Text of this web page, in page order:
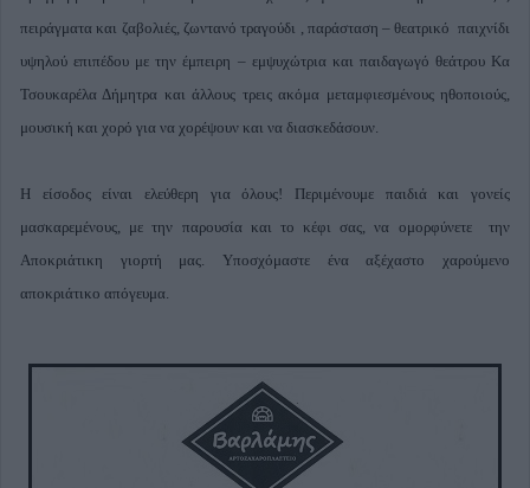
πειράγματα και ζαβολιές, ζωντανό τραγούδι , παράσταση – θεατρικό παιχνίδι
υψηλού επιπέδου με την έμπειρη – εμψυχώτρια και παιδαγωγό θεάτρου Kα
Τσουκαρέλα Δήμητρα και άλλους τρεις ακόμα μεταμφιεσμένους ηθοποιούς,
μουσική και χορό για να χορέψουν και να διασκεδάσουν.
Η είσοδος είναι ελεύθερη για όλους! Περιμένουμε παιδιά και γονείς
μασκαρεμένους, με την παρουσία και το κέφι σας, να ομορφύνετε την
Αποκριάτικη γιορτή μας. Υποσχόμαστε ένα αξέχαστο χαρούμενο
αποκριάτικο απόγευμα.